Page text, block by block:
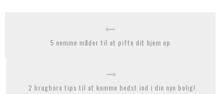
5 nemme måder til at pifte dit hjem op
2 brugbare tips til at komme bedst ind i din nye bolig!